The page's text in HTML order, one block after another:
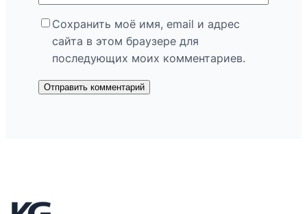
Сохранить моё имя, email и адрес
сайта в этом браузере для
последующих моих комментариев.